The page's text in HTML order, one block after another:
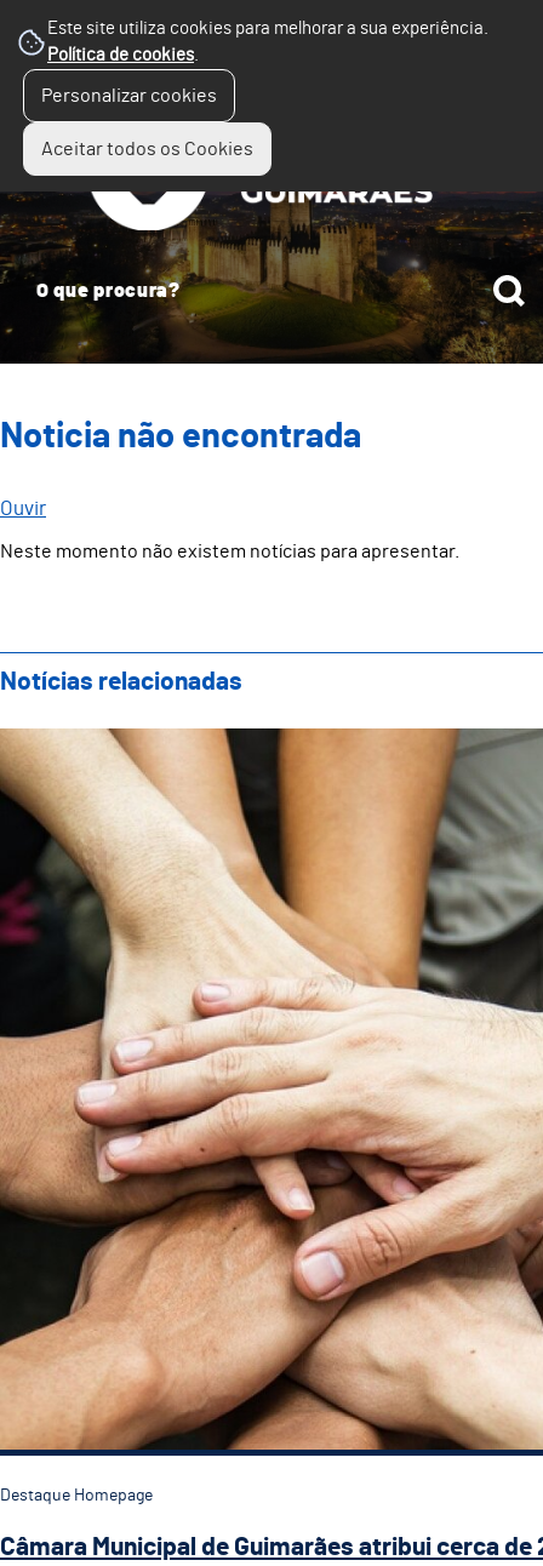
Este site utiliza cookies para melhorar a sua experiência.
Política de cookies.
Personalizar cookies
Aceitar todos os Cookies
Noticia não encontrada
Ouvir
Neste momento não existem notícias para apresentar.
Notícias relacionadas
Câmara Municipal de Guimarães atribui cerca de 2
Destaque Homepage
Câmara Municipal de Guimarães atribui cerca de